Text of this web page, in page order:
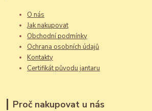
O nás
Jak nakupovat
Obchodní podmínky
Ochrana osobních údajů
Kontakty
Certifikát původu jantaru
Proč nakupovat u nás